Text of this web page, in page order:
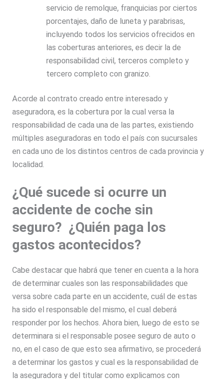
servicio de remolque, franquicias por ciertos
porcentajes, daño de luneta y parabrisas,
incluyendo todos los servicios ofrecidos en
las coberturas anteriores, es decir la de
responsabilidad civil, terceros completo y
tercero completo con granizo.
Acorde al contrato creado entre interesado y
aseguradora, es la cobertura por la cual versa la
responsabilidad de cada una de las partes, existiendo
múltiples aseguradoras en todo el país con sucursales
en cada uno de los distintos centros de cada provincia y
localidad.
¿Qué sucede si ocurre un
accidente de coche sin
seguro? ¿Quién paga los
gastos acontecidos?
Cabe destacar que habrá que tener en cuenta a la hora
de determinar cuales son las responsabilidades que
versa sobre cada parte en un accidente, cuál de estas
ha sido el responsable del mismo, el cual deberá
responder por los hechos. Ahora bien, luego de esto se
determinara si el responsable posee seguro de auto o
no, en el caso de que esto sea afirmativo, se procederá
a determinar los gastos y cual es la responsabilidad de
la aseguradora y del titular como explicamos con